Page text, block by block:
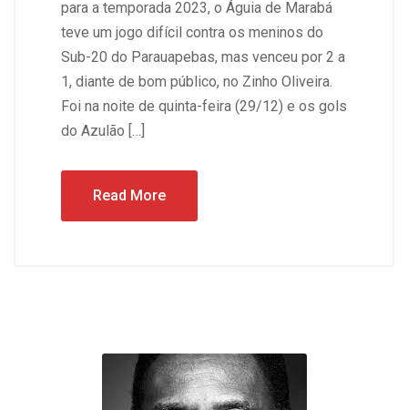
para a temporada 2023, o Águia de Marabá
teve um jogo difícil contra os meninos do
Sub-20 do Parauapebas, mas venceu por 2 a
1, diante de bom público, no Zinho Oliveira.
Foi na noite de quinta-feira (29/12) e os gols
do Azulão […]
Read More